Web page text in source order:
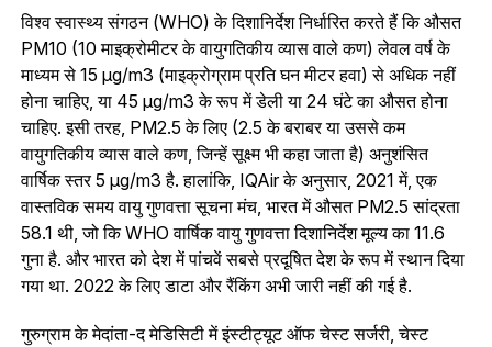
विश्व स्वास्थ्य संगठन (WHO) के दिशानिर्देश निर्धारित करते हैं कि औसत
PM10 (10 माइक्रोमीटर के वायुगतिकीय व्यास वाले कण) लेवल वर्ष के
माध्यम से 15 µg/m3 (माइक्रोग्राम प्रति घन मीटर हवा) से अधिक नहीं
होना चाहिए, या 45 µg/m3 के रूप में डेली या 24 घंटे का औसत होना
चाहिए. इसी तरह, PM2.5 के लिए (2.5 के बराबर या उससे कम
वायुगतिकीय व्यास वाले कण, जिन्हें सूक्ष्म भी कहा जाता है) अनुशंसित
वार्षिक स्तर 5 µg/m3 है. हालांकि, IQAir के अनुसार, 2021 में, एक
वास्तविक समय वायु गुणवत्ता सूचना मंच, भारत में औसत PM2.5 सांद्रता
58.1 थी, जो कि WHO वार्षिक वायु गुणवत्ता दिशानिर्देश मूल्य का 11.6
गुना है. और भारत को देश में पांचवें सबसे प्रदूषित देश के रूप में स्थान दिया
गया था. 2022 के लिए डाटा और रैंकिंग अभी जारी नहीं की गई है.
गुरुग्राम के मेदांता-द मेडिसिटी में इंस्टीट्यूट ऑफ चेस्ट सर्जरी, चेस्ट